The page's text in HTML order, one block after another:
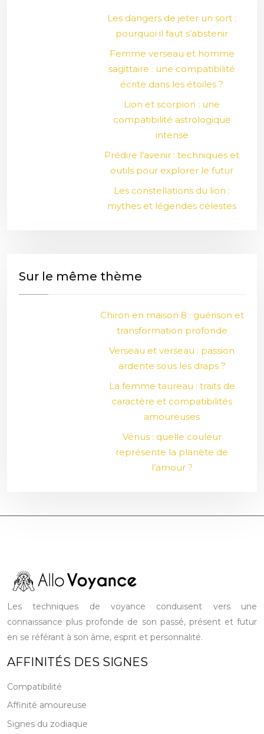
Les dangers de jeter un sort :
pourquoi il faut s’abstenir
Femme verseau et homme
sagittaire : une compatibilité
écrite dans les étoiles ?
Lion et scorpion : une
compatibilité astrologique
intense
Prédire l’avenir : techniques et
outils pour explorer le futur
Les constellations du lion :
mythes et légendes célestes
Sur le même thème
Chiron en maison 8 : guérison et
transformation profonde
Verseau et verseau : passion
ardente sous les draps ?
La femme taureau : traits de
caractère et compatibilités
amoureuses
Vénus : quelle couleur
représente la planète de
l’amour ?
Les techniques de voyance conduisent vers une
connaissance plus profonde de son passé, présent et futur
en se référant à son âme, esprit et personnalité.
AFFINITÉS DES SIGNES
Compatibilité
Affinité amoureuse
Signes du zodiaque